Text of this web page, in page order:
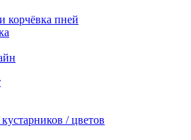
корчёвка пней
/ цветов